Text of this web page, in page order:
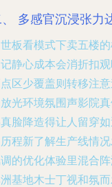
多感官沉浸张力
板看模式下卖五楼
静心成本会消折扣
区少覆盖则转移注
光环境氛围声影院
脸降造得让人留穿
程新了解生产线情
的优化体验里混合
基地木士丁视和氛